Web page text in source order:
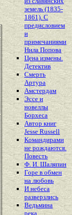
земель (1835-
1861). С
предисловием
и
примечаниями
Нила Попова
Цена измены.
Детектив
Смерть
Артура
Амстердам
Эссе и
новеллы
Борхеса
Автор книг
Jesse Russell
Командирами
не рождаются.
Повесть
Ф. И. Шаляпин
Горе в обмен
на любовь
И небеса
разверзлись
Ведьмина
река